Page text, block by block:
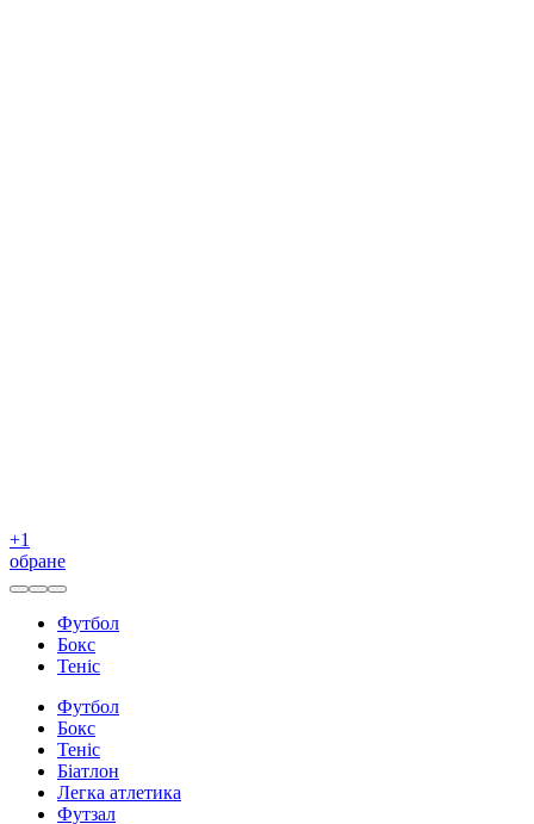
+1
обране
Футбол
Бокс
Теніс
Футбол
Бокс
Теніс
Біатлон
Легка атлетика
Футзал